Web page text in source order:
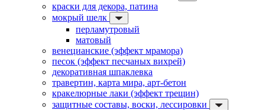
краски для декора, патина
мокрый шелк
перламутровый
матовый
венецианские (эффект мрамора)
песок (эффект песчаных вихрей)
декоративная шпаклевка
травертин, карта мира, арт-бетон
кракелюрные лаки (эффект трещин)
защитные составы, воски, лессировки